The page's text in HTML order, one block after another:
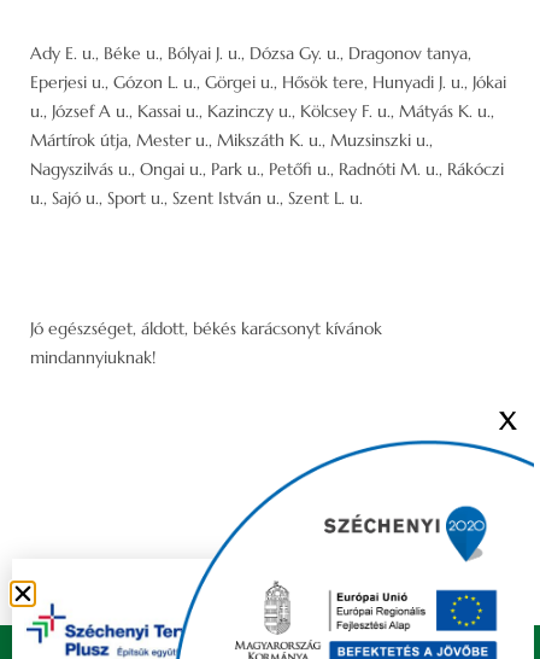
Ady E. u., Béke u., Bólyai J. u., Dózsa Gy. u., Dragonov tanya,
Eperjesi u., Gózon L. u., Görgei u., Hősök tere, Hunyadi J. u., Jókai
u., József A u., Kassai u., Kazinczy u., Kölcsey F. u., Mátyás K. u.,
Mártírok útja, Mester u., Mikszáth K. u., Muzsinszki u.,
Nagyszilvás u., Ongai u., Park u., Petőfi u., Radnóti M. u., Rákóczi
u., Sajó u., Sport u., Szent István u., Szent L. u.
Jó egészséget, áldott, békés karácsonyt kívánok
mindannyiuknak!
Copyright © 2021 FELSŐZSOLCA ÖNKORMÁNYZAT |
X